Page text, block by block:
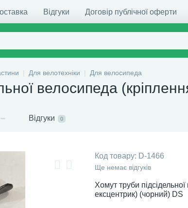
Відгуки Договір публічної оферти
Для велотехніки Для велосипеда
велосипеда
Відгуки 0
Код товару: D-1466
Ще немає відгуків
Хомут труби
ексцентрик) (чорний) DS